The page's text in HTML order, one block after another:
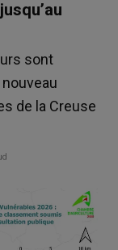
sont
de la Creuse